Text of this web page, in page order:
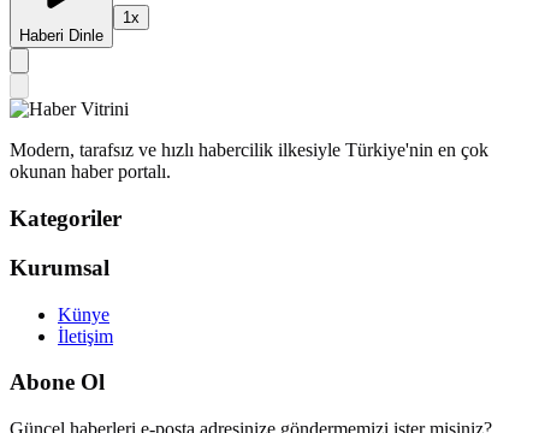
Haberi Dinle
1x
Modern, tarafsız ve hızlı habercilik ilkesiyle Türkiye'nin en çok
okunan haber portalı.
Kategoriler
Kurumsal
Künye
İletişim
Abone Ol
Güncel haberleri e-posta adresinize göndermemizi ister misiniz?